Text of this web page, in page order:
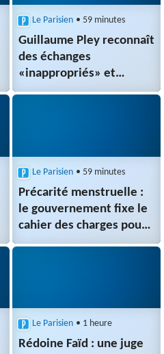
Le Parisien • 59 minutes
Guillaume Pley reconnaît
des échanges
«inappropriés» et
dénonce une «volonté
Le Parisien • 59 minutes
Précarité menstruelle :
le gouvernement fixe le
cahier des charges pour
le remboursement des
Le Parisien • 1 heure
Rédoine Faïd : une juge